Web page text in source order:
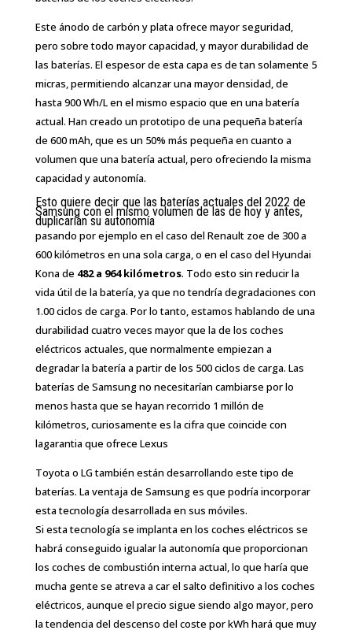
Este ánodo de carbón y plata ofrece mayor seguridad,
pero sobre todo mayor capacidad, y mayor durabilidad de
las baterías. El espesor de esta capa es de tan solamente 5
micras, permitiendo alcanzar una mayor densidad, de
hasta 900 Wh/L en el mismo espacio que en una batería
actual. Han creado un prototipo de una pequeña batería
de 600 mAh, que es un 50% más pequeña en cuanto a
volumen que una batería actual, pero ofreciendo la misma
capacidad y autonomía.
Esto quiere decir que las baterías actuales del 2022 de
Samsung con el mismo volumen de las de hoy y antes,
duplicarían su autonomía
pasando por ejemplo en el caso del Renault zoe de 300 a
600 kilómetros en una sola carga, o en el caso del Hyundai
Kona de 482 a 964 kilómetros. Todo esto sin reducir la
vida útil de la batería, ya que no tendría degradaciones con
1.00 ciclos de carga. Por lo tanto, estamos hablando de una
durabilidad cuatro veces mayor que la de los coches
eléctricos actuales, que normalmente empiezan a
degradar la batería a partir de los 500 ciclos de carga. Las
baterías de Samsung no necesitarían cambiarse por lo
menos hasta que se hayan recorrido 1 millón de
kilómetros, curiosamente es la cifra que coincide con
lagarantia que ofrece Lexus
Toyota o LG también están desarrollando este tipo de
baterías. La ventaja de Samsung es que podría incorporar
esta tecnología desarrollada en sus móviles.
Si esta tecnología se implanta en los coches eléctricos se
habrá conseguido igualar la autonomía que proporcionan
los coches de combustión interna actual, lo que haría que
mucha gente se atreva a car el salto definitivo a los coches
eléctricos, aunque el precio sigue siendo algo mayor, pero
la tendencia del descenso del coste por kWh hará que muy